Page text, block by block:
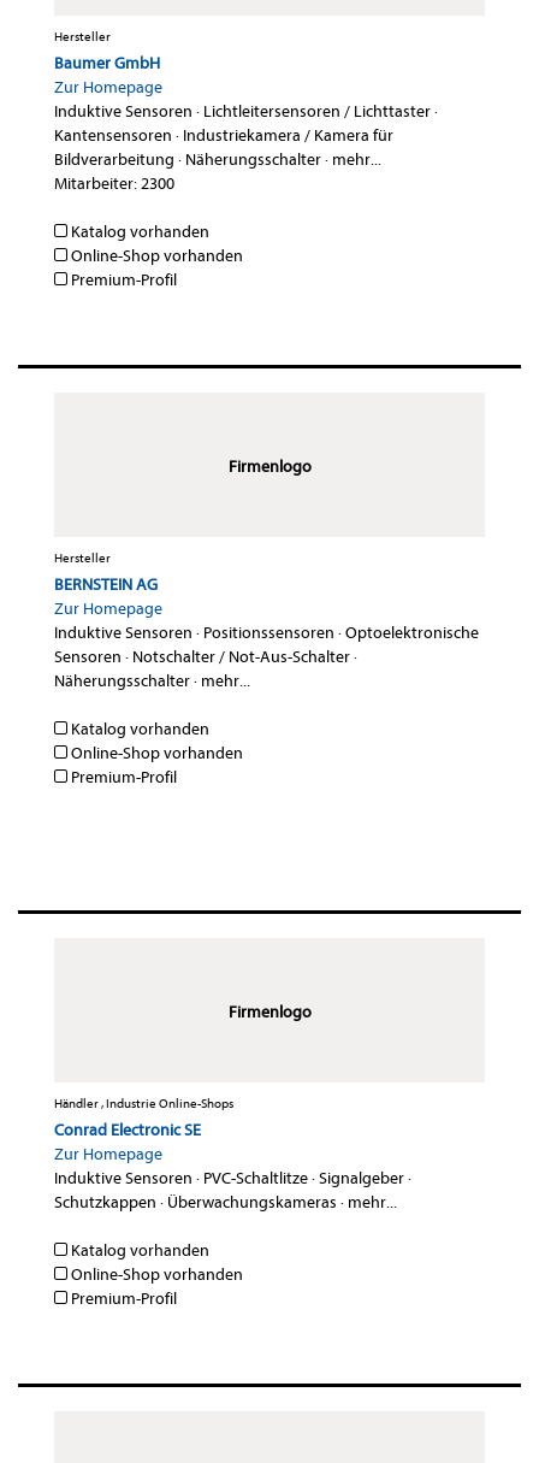
Hersteller
Baumer GmbH
Zur Homepage
Induktive Sensoren · Lichtleitersensoren / Lichttaster·
Kantensensoren · Industriekamera / Kamera für
Bildverarbeitung · Näherungsschalter· mehr...
Mitarbeiter: 2300
Katalog vorhanden
Online-Shop vorhanden
Premium-Profil
Firmenlogo
Hersteller
BERNSTEIN AG
Zur Homepage
Induktive Sensoren · Positionssensoren ·Optoelektronische
Sensoren · Notschalter / Not-Aus-Schalter·
Näherungsschalter· mehr...
Katalog vorhanden
Online-Shop vorhanden
Premium-Profil
Firmenlogo
Händler , Industrie Online-Shops
Conrad Electronic SE
Zur Homepage
Induktive Sensoren · PVC-Schaltlitze·Signalgeber·
Schutzkappen · Überwachungskameras · mehr...
Katalog vorhanden
Online-Shop vorhanden
Premium-Profil